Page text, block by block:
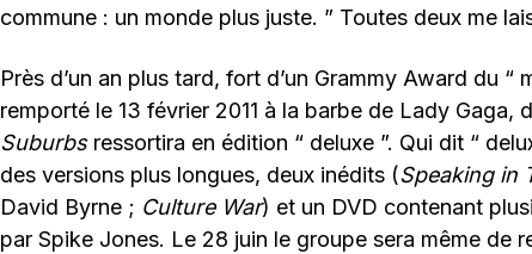
commune : un monde plus juste. ” Toutes deux me
Près d’un an plus tard, fort d’un Grammy Award du “
remporté le 13 février 2011 à la barbe de Lady Gaga,
Suburbs ressortira en édition “ deluxe ”. Qui dit “
des versions plus longues, deux inédits (Speaking in
David Byrne ; Culture War) et un DVD contenant
par Spike Jones. Le 28 juin le groupe sera même de